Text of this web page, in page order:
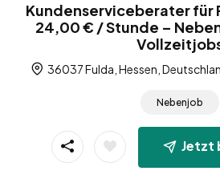
Kundenserviceberater für
24,00 € / Stunde –
36037 Fulda, Hessen,
Nebenjob
Jetzt